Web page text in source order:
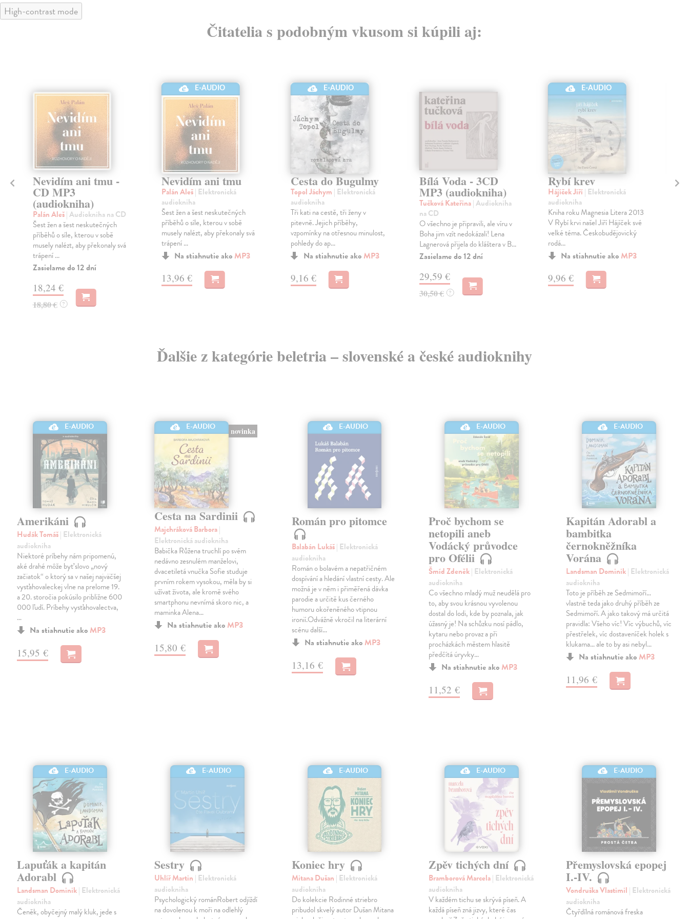
High-contrast mode
Čitatelia s podobným vkusom si kúpili aj:
Nevidím ani tmu -
CD MP3
(audiokniha)
Palán Aleš| Audiokniha na CD
Šest žen a šest neskutečných
příběhů o síle, kterou v sobě
musely nalézt, aby překonaly svá
trápení ...
Zasielame do 12 dní
18,24 €
18,80 € ?
E-AUDIO
Nevidím ani tmu
Palán Aleš| Elektronická
audiokniha
Šest žen a šest neskutečných
příběhů o síle, kterou v sobě
musely nalézt, aby překonaly svá
trápení ...
Na stiahnutie ako MP3
13,96 €
E-AUDIO
Cesta do Bugulmy
Topol Jáchym | Elektronická
audiokniha
Tři kati na cestě, tři ženy v
pitevně. Jejich příběhy,
vzpomínky na otřesnou minulost,
pohledy do ap...
Na stiahnutie ako MP3
9,16 €
Bílá Voda - 3CD
MP3 (audiokniha)
Tučková Kateřina| Audiokniha
na CD
O všechno je připravili, ale víru v
Boha jim vzít nedokázali! Lena
Lagnerová přijela do kláštera v B...
Zasielame do 12 dní
29,59 €
30,50 € ?
E-AUDIO
Rybí krev
Hájíček Jiří | Elektronická
audiokniha
Kniha roku Magnesia Litera 2013
V Rybí krvi našel Jiří Hájíček své
velké téma. Českobudějovický
rodá...
Na stiahnutie ako MP3
9,96 €
Ďalšie z kategórie beletria – slovenské a české audioknihy
E-AUDIO
Amerikáni
Hudák Tomáš| Elektronická
audiokniha
Niektoré príbehy nám pripomenú,
aké drahé môže byť slovo „nový
začiatok“ o ktorý sa v našej najväčšej
vysťahovaleckej vlne na prelome 19.
a 20. storočia pokúsilo približne 600
000 ľudí. Príbehy vysťahovalectva,
…
Na stiahnutie ako MP3
15,95 €
E-AUDIO novinka
Cesta na Sardinii
Majchráková Barbora|
Elektronická audiokniha
Babička Růžena truchlí po svém
nedávno zesnulém manželovi,
dvacetiletá vnučka Sofie studuje
prvním rokem vysokou, měla by si
užívat života, ale kromě svého
smartphonu nevnímá skoro nic, a
maminka Alena…
Na stiahnutie ako MP3
15,80 €
E-AUDIO
Román pro pitomce
Balabán Lukáš| Elektronická
audiokniha
Román o bolavém a nepatřičném
dospívání a hledání vlastní cesty. Ale
možná je v něm i přiměřená dávka
parodie a určitě kus černého
humoru okořeněného vtipnou
ironií.Odvážně vkročil na literární
scénu další…
Na stiahnutie ako MP3
13,16 €
E-AUDIO
Proč bychom se
netopili aneb
Vodácký průvodce
pro Ofélii
Šmíd Zdeněk| Elektronická
audiokniha
Co všechno mladý muž neudělá pro
to, aby svou krásnou vyvolenou
dostal do lodi, kde by poznala, jak
úžasný je! Na schůzku nosí pádlo,
kytaru nebo provaz a při
procházkách městem hlasitě
předčítá úryvky…
Na stiahnutie ako MP3
11,52 €
E-AUDIO
Kapitán Adorabl a
bambitka
černokněžníka
Vorána
Landsman Dominik| Elektronická
audiokniha
Toto je příběh ze Sedmimoří…
vlastně teda jako druhý příběh ze
Sedmimoří. A jako takový má určitá
pravidla: Všeho víc! Víc výbuchů, víc
přestřelek, víc dostaveníček holek s
klukama… ale to by asi nebyl…
Na stiahnutie ako MP3
11,96 €
E-AUDIO
Lapuťák a kapitán
Adorabl
Landsman Dominik| Elektronická
audiokniha
Čeněk, obyčejný malý kluk, jede s
E-AUDIO
Sestry
Uhlíř Martin | Elektronická
audiokniha
Psychologický románRobert odjíždí
na dovolenou k moři na odlehlý
E-AUDIO
Koniec hry
Mitana Dušan | Elektronická
audiokniha
Do kolekcie Rodinné striebro
pribudol skvelý autor Dušan Mitana
E-AUDIO
Zpěv tichých dní
Bramborová Marcela| Elektronická
audiokniha
V každém tichu se skrývá píseň. A
každá píseň zná jizvy, které čas
E-AUDIO
Přemyslovská epopej
I.-IV.
Vondruška Vlastimil | Elektronická
audiokniha
Čtyřdílná románová freska